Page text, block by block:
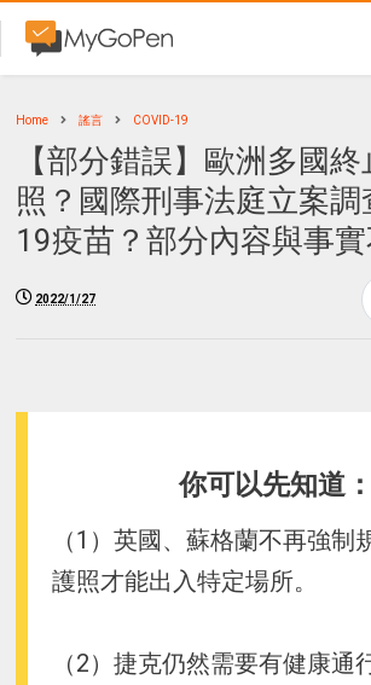
Home 謠言 COVID-19
【部分錯誤】歐洲多國
照？國際刑事法庭立案調
19疫苗？部分內容與事
2022/1/27
你可以先知道：
（1）英國、蘇格蘭不再強制
護照才能出入特定場所。
（2）捷克仍然需要有健康通